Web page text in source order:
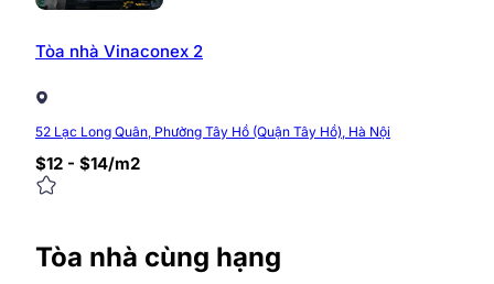
Tòa nhà Vinaconex 2
52 Lạc Long Quân, Phường Tây Hồ (Quận Tây Hồ), Hà Nội
$12 - $14/m2
Tòa nhà cùng hạng